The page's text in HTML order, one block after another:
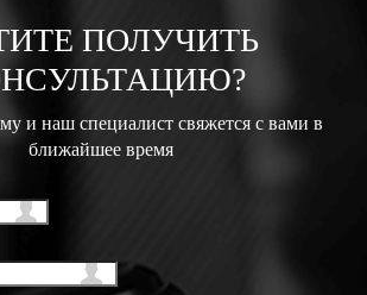
ПОЛУЧИТЬ
и наш специалист свяжется с вами в
ближайшее время